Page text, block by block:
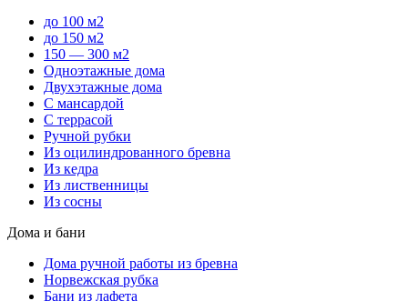
до 100 м2
до 150 м2
150 — 300 м2
Одноэтажные дома
Двухэтажные дома
С мансардой
С террасой
Ручной рубки
Из оцилиндрованного бревна
Из кедра
Из лиственницы
Из сосны
Дома и бани
Дома ручной работы из бревна
Норвежская рубка
Бани из лафета